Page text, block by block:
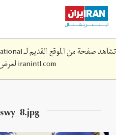
Skip
main
content
تشاهد صفحة من الموقع القديم لـ Iran International لم تعد محدثة. قم بزيارة
iranintl.com